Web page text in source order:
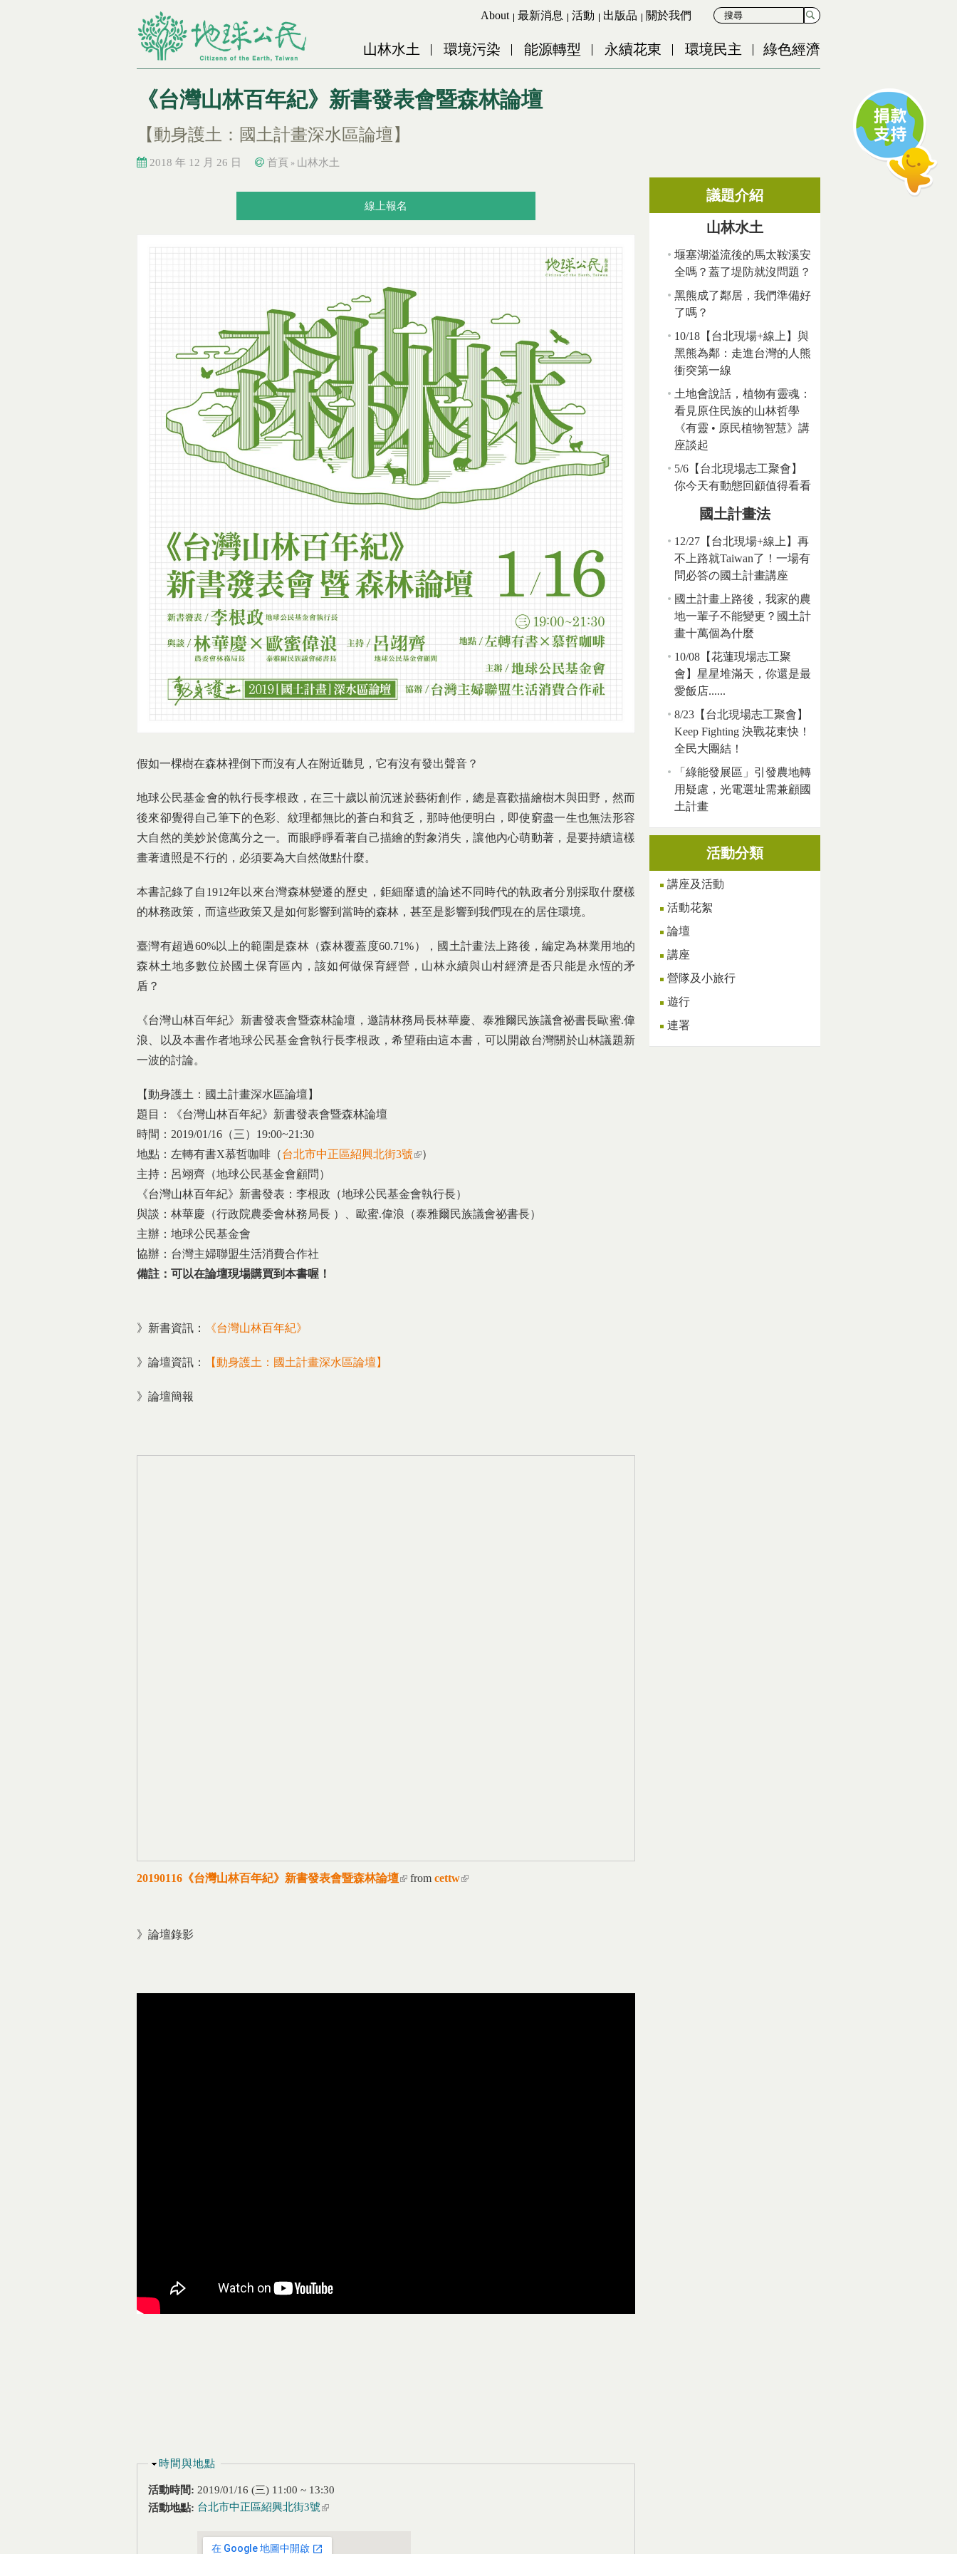
Jump to Navigation
Jump to Main content
About 最新消息 活動 出版品 關於我們
山林水土 環境污染 能源轉型 永續花東 環境民主 綠色經濟
《台灣山林百年紀》新書發表會暨森林論壇
【動身護土：國土計畫深水區論壇】
2018 年 12 月 26 日 首頁 » 山林水土
線上報名
假如一棵樹在森林裡倒下而沒有人在附近聽見，它有沒有發出聲音？
地球公民基金會的執行長李根政，在三十歲以前沉迷於藝術創作，總是喜歡描繪樹木與田野，然而
後來卻覺得自己筆下的色彩、紋理都無比的蒼白和貧乏，那時他便明白，即使窮盡一生也無法形容
大自然的美妙於億萬分之一。而眼睜睜看著自己描繪的對象消失，讓他內心萌動著，是要持續這樣
畫著遺照是不行的，必須要為大自然做點什麼。
本書記錄了自1912年以來台灣森林變遷的歷史，鉅細靡遺的論述不同時代的執政者分別採取什麼樣
的林務政策，而這些政策又是如何影響到當時的森林，甚至是影響到我們現在的居住環境。
臺灣有超過60%以上的範圍是森林（森林覆蓋度60.71%），國土計畫法上路後，編定為林業用地的
森林土地多數位於國土保育區內，該如何做保育經營，山林永續與山村經濟是否只能是永恆的矛
盾？
《台灣山林百年紀》新書發表會暨森林論壇，邀請林務局長林華慶、泰雅爾民族議會祕書長歐蜜.偉
浪、以及本書作者地球公民基金會執行長李根政，希望藉由這本書，可以開啟台灣關於山林議題新
一波的討論。
【動身護土：國土計畫深水區論壇】
題目：《台灣山林百年紀》新書發表會暨森林論壇
時間：2019/01/16（三）19:00~21:30
地點：左轉有書X慕哲咖啡（台北市中正區紹興北街3號(link is external)
）
主持：呂翊齊（地球公民基金會顧問）
《台灣山林百年紀》新書發表：李根政（地球公民基金會執行長）
與談：林華慶（行政院農委會林務局長 ）、歐蜜.偉浪（泰雅爾民族議會祕書長）
主辦：地球公民基金會
協辦：台灣主婦聯盟生活消費合作社
備註：可以在論壇現場購買到本書喔！
》新書資訊： 《台灣山林百年紀》
》論壇資訊： 【動身護土：國土計畫深水區論壇 】
》論壇簡報
20190116《台灣山林百年紀》新書發表會暨森林論壇(link is external)
from cettw(link is external)
》論壇錄影
隱藏
時間與地點
活動時間: 2019/01/16 (三) 11:00 ~ 13:30
活動地點: 台北市中正區紹興北街3號 (link is external)
議題介紹
山林水土
堰塞湖溢流後的馬太鞍溪安
全嗎？蓋了堤防就沒問題？
黑熊成了鄰居，我們準備好
了嗎？
10/18【台北現場+線上】與
黑熊為鄰：走進台灣的人熊
衝突第一線
土地會說話，植物有靈魂：
看見原住民族的山林哲學
《有靈 • 原民植物智慧》講
座談起
5/6【台北現場志工聚會】
你今天有動態回顧值得看看
國土計畫法
12/27【台北現場+線上】再
不上路就Taiwan了！一場有
問必答の國土計畫講座
國土計畫上路後，我家的農
地一輩子不能變更？國土計
畫十萬個為什麼
10/08【花蓮現場志工聚
會】星星堆滿天，你還是最
愛飯店......
8/23【台北現場志工聚會】
Keep Fighting 決戰花東快！
全民大團結！
「綠能發展區」引發農地轉
用疑慮，光電選址需兼顧國
土計畫
活動分類
講座及活動
活動花絮
論壇
講座
營隊及小旅行
遊行
連署